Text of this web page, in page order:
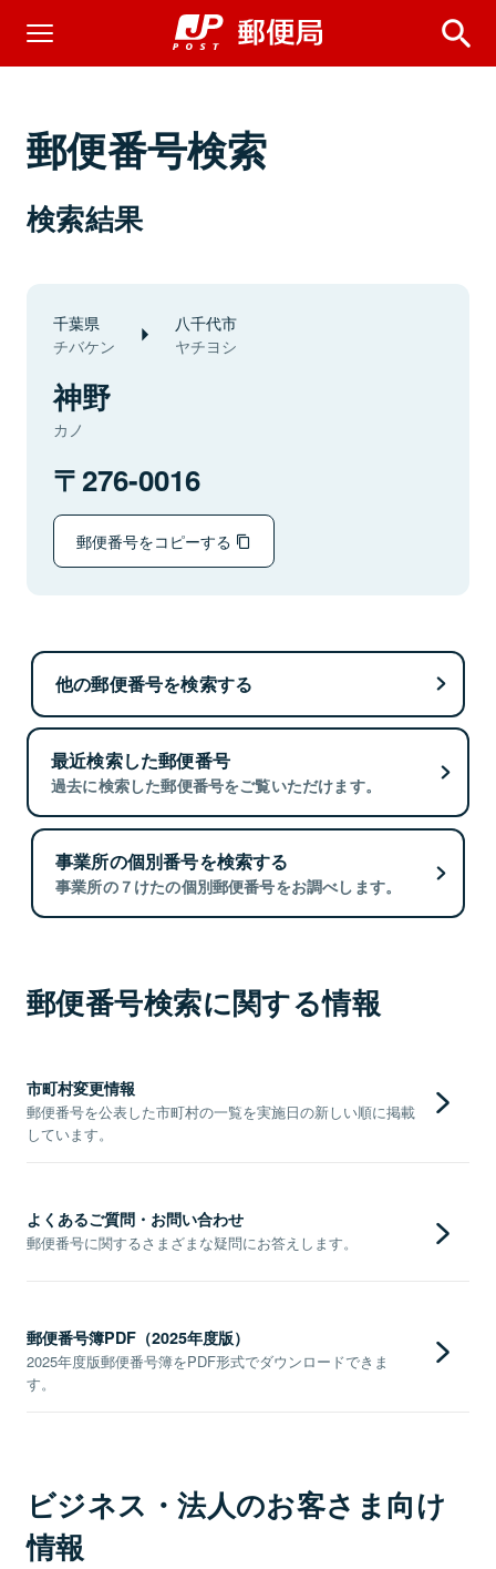
郵便番号検索
検索結果
千葉県
チバケン
八千代市
ヤチヨシ
神野
カノ
276-0016
郵便番号をコピーする
他の郵便番号を検索する
最近検索した郵便番号
過去に検索した郵便番号をご覧いただけます。
事業所の個別番号を検索する
事業所の７けたの個別郵便番号をお調べします。
郵便番号検索に関する情報
市町村変更情報
郵便番号を公表した市町村の一覧を実施日の新しい順に掲載
しています。
よくあるご質問・お問い合わせ
郵便番号に関するさまざまな疑問にお答えします。
郵便番号簿PDF（2025年度版）
2025年度版郵便番号簿をPDF形式でダウンロードできま
す。
ビジネス・法人のお客さま向け
情報